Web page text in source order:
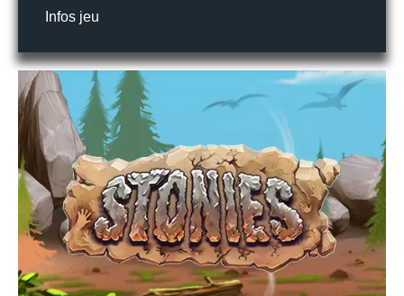
Infos jeu